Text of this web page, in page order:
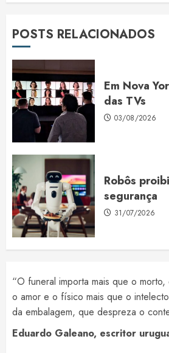
POSTS RELACIONADOS
Em Nova
das TVs
03/08/2026
Robôs
segurança
31/07/2026
“O funeral importa mais que o
o amor e o físico mais que o
da embalagem, que despreza o
Eduardo Galeano, escritor